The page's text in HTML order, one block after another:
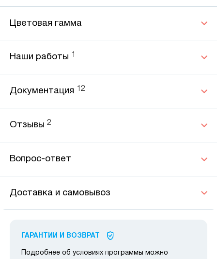
Цветовая гамма
Наши работы
Документация 12
Отзывы 2
Вопрос-ответ
Доставка и самовывоз
ГАРАНТИИ И ВОЗВРАТ
Подробнее об условиях программы можно